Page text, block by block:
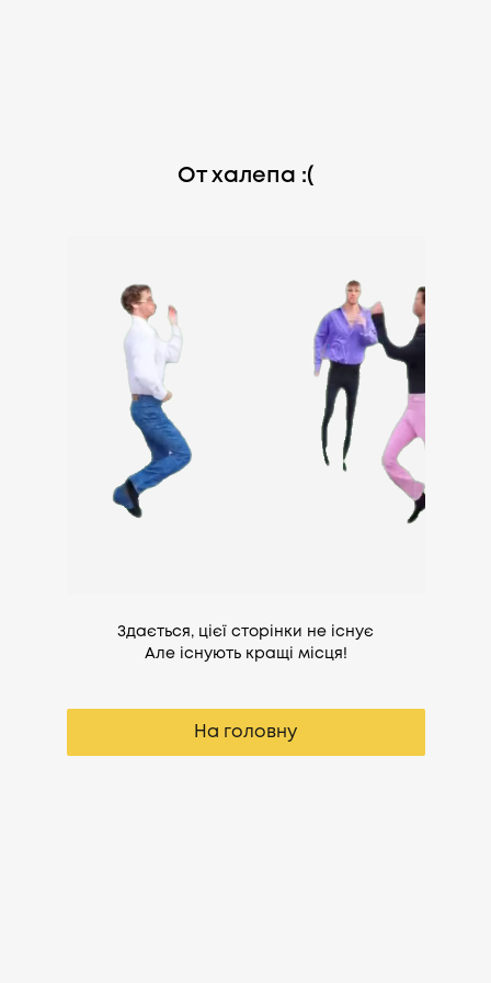
От халепа :(
Здається, цієї сторінки не існує
Але існують кращі місця!
На головну